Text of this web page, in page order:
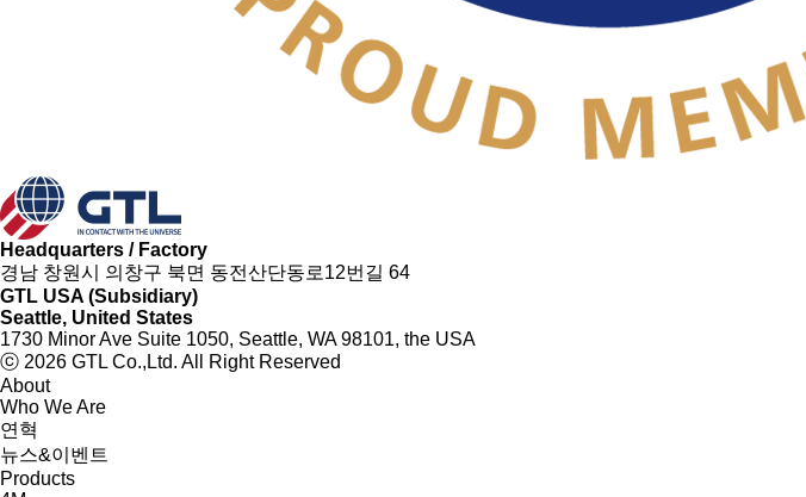
Headquarters / Factory
경남 창원시 의창구 북면 동전산단동로12번길 64
GTL USA (Subsidiary)
Seattle, United States
1730 Minor Ave Suite 1050, Seattle, WA 98101, the USA
ⓒ 2026 GTL Co.,Ltd. All Right Reserved
About
Who We Are
연혁
뉴스&이벤트
Products